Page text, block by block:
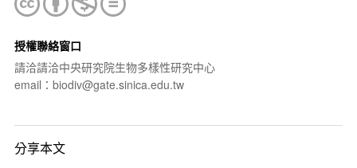
授權聯絡窗口
請洽請洽中央研究院生物多樣性研究中心
email：biodiv@gate.sinica.edu.tw
分享本文